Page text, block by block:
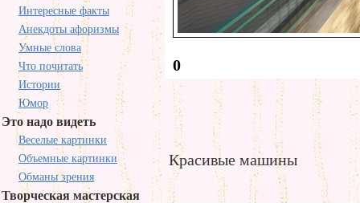
Интересные факты
Анекдоты афоризмы
Умные слова
Что почитать
Истории
Юмор
Это надо видеть
Веселые картинки
Объемные картинки
Обманы зрения
Творческая мастерская
0
Красивые машины